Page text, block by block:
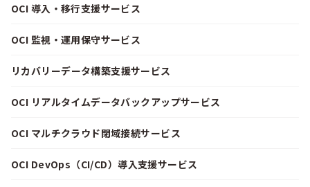
OCI 導入・移行支援サービス
OCI 監視・運用保守サービス
リカバリーデータ構築支援サービス
OCI リアルタイムデータバックアップサービス
OCI マルチクラウド閉域接続サービス
OCI DevOps（CI/CD）導入支援サービス